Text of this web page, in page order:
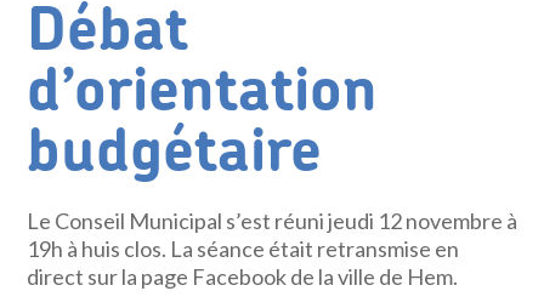
Débat
d’orientation
budgétaire
Le Conseil Municipal s’est réuni jeudi 12 novembre à
19h à huis clos. La séance était retransmise en
direct sur la page Facebook de la ville de Hem.